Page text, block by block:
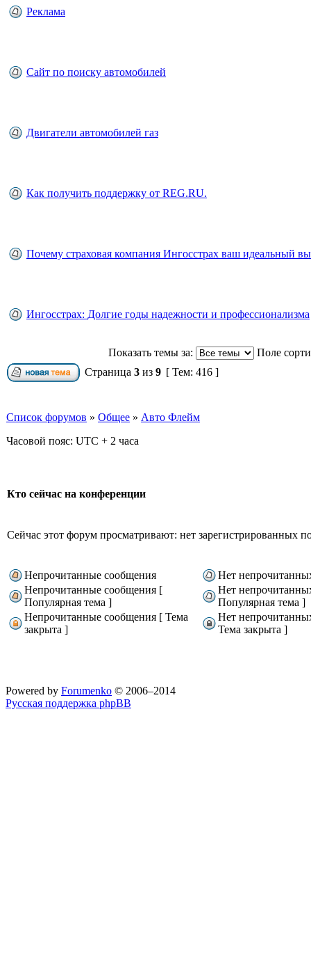
Реклама
Сайт по поиску автомобилей
Двигатели автомобилей газ
Как получить поддержку от REG.RU.
Почему страховая компания Ингосстрах ваш идеальный
Ингосстрах: Долгие годы надежности и профессионализма
Показать темы за:
Поле
Страница 3 из 9 [ Тем: 416 ]
Список форумов » Общее » Авто Флейм
Часовой пояс: UTC + 2 часа
Кто сейчас на конференции
Сейчас этот форум просматривают: нет зарегистрированных
Непрочитанные сообщения
Нет
Непрочитанные сообщения [
Популярная тема ]
Нет
Популярная тема ]
Непрочитанные сообщения [ Тема
закрыта ]
Нет
Тема закрыта ]
Powered by Forumenko © 2006–2014
Русская поддержка phpBB